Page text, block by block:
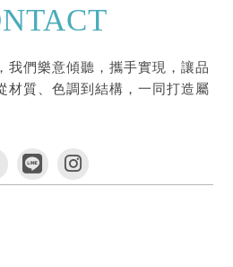
我們樂意傾聽，攜手實現，讓品
材質、色調到結構，一同打造屬